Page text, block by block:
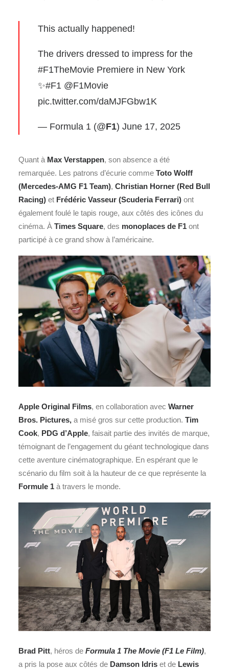
This actually happened!
The drivers dressed to impress for the
#F1TheMovie Premiere in New York
✨#F1 @F1Movie
pic.twitter.com/daMJFGbw1K
— Formula 1 (@F1) June 17, 2025
Quant à Max Verstappen, son absence a été
remarquée. Les patrons d’écurie comme Toto Wolff
(Mercedes-AMG F1 Team), Christian Horner (Red Bull
Racing) et Frédéric Vasseur (Scuderia Ferrari) ont
également foulé le tapis rouge, aux côtés des icônes du
cinéma. À Times Square, des monoplaces de F1 ont
participé à ce grand show à l’américaine.
Apple Original Films, en collaboration avec Warner
Bros. Pictures, a misé gros sur cette production. Tim
Cook, PDG d’Apple, faisait partie des invités de marque,
témoignant de l’engagement du géant technologique dans
cette aventure cinématographique. En espérant que le
scénario du film soit à la hauteur de ce que représente la
Formule 1 à travers le monde.
Brad Pitt, héros de Formula 1 The Movie (F1 Le Film),
a pris la pose aux côtés de Damson Idris et de Lewis